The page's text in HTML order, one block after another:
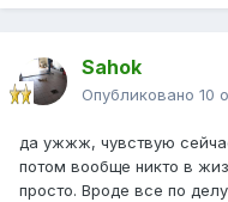
Sahok
Опубликовано 10
да ужжж, чувствую
потом вообще никто в
просто. Вроде все по